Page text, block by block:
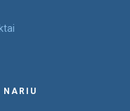
NARIU